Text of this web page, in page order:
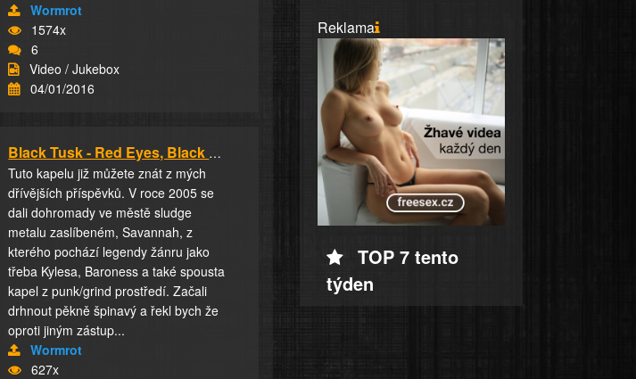
Wormrot
1574x
6
Video / Jukebox
04/01/2016
Black Tusk - Red Eyes, Black Skies
Tuto kapelu již můžete znát z mých
dřívějších příspěvků. V roce 2005 se
dali dohromady ve městě sludge
metalu zaslíbeném, Savannah, z
kterého pochází legendy žánru jako
třeba Kylesa, Baroness a také spousta
kapel z punk/grind prostředí. Začali
drhnout pěkně špinavý a řekl bych že
oproti jiným zástup...
Wormrot
627x
Reklama
TOP 7 tento
týden